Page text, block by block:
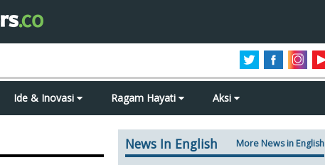
Ide & Inovasi Ragam Hayati Aksi
News In English More News in English